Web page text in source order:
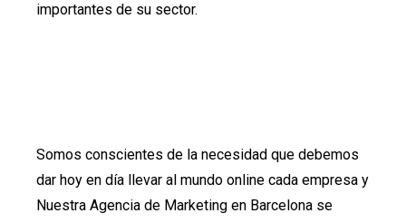
importantes de su sector.
Somos conscientes de la necesidad que debemos
dar hoy en día llevar al mundo online cada empresa y
Nuestra Agencia de Marketing en Barcelona se